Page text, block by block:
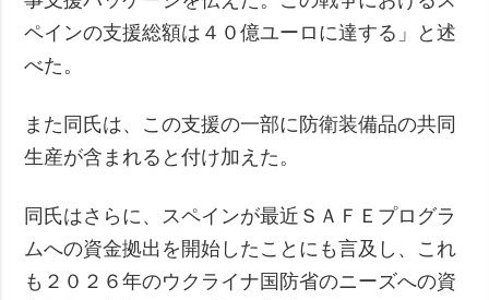
ペインの支援総額は４０億ユーロに達する」と述
べた。
また同氏は、この支援の一部に防衛装備品の共同
生産が含まれると付け加えた。
同氏はさらに、スペインが最近ＳＡＦＥプログラ
ムへの資金拠出を開始したことにも言及し、これ
も２０２６年のウクライナ国防省のニーズへの資